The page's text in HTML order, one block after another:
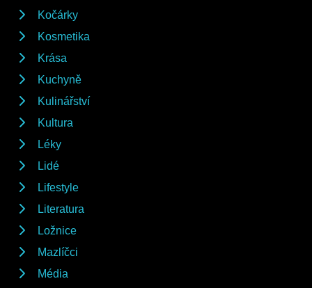
Kočárky
Kosmetika
Krása
Kuchyně
Kulinářství
Kultura
Léky
Lidé
Lifestyle
Literatura
Ložnice
Mazlíčci
Média